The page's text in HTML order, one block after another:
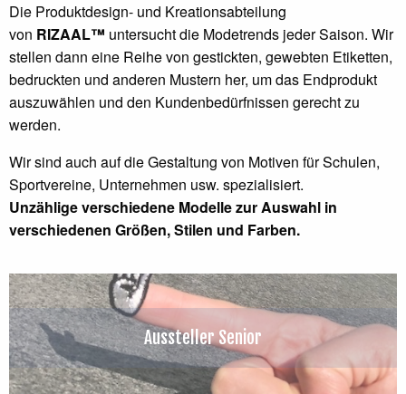
Die Produktdesign- und Kreationsabteilung
von RIZAAL™ untersucht die Modetrends jeder Saison. Wir
stellen dann eine Reihe von gestickten, gewebten Etiketten,
bedruckten und anderen Mustern her, um das Endprodukt
auszuwählen und den Kundenbedürfnissen gerecht zu
werden.
Wir sind auch auf die Gestaltung von Motiven für Schulen,
Sportvereine, Unternehmen usw. spezialisiert.
Unzählige verschiedene Modelle zur Auswahl in
verschiedenen Größen, Stilen und Farben.
Aussteller Senior